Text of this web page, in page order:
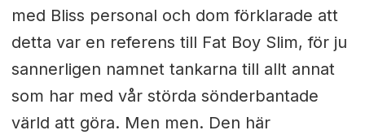
med Bliss personal och dom förklarade att
detta var en referens till Fat Boy Slim, för ju
sannerligen namnet tankarna till allt annat
som har med vår störda sönderbantade
värld att göra. Men men. Den här